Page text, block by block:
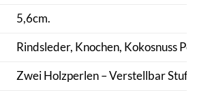
5,6cm.
Rindsleder, Knochen, Kokosnuss
Zwei Holzperlen – Verstellbar